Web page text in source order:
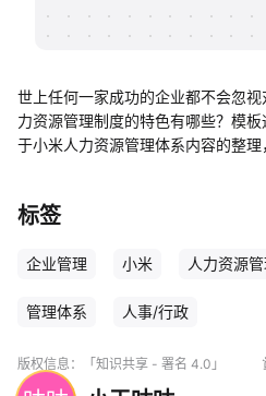
世上任何一家成功的企业都不会忽
力资源管理制度的特色有哪些？模
于小米人力资源管理体系内容的整理
标签
企业管理 小米 人力资源
管理体系 人事/行政
版权信息： 「知识共享 - 署名 4.0」